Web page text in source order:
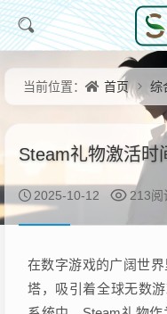
当前位置： 首页 综
Steam礼物激活时
2025-10-12 213阅
在数字游戏的广阔世
塔，吸引着全球无数